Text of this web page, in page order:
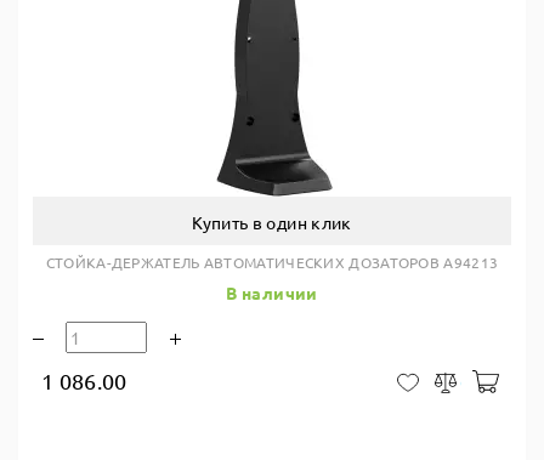
Купить в один клик
СТОЙКА-ДЕРЖАТЕЛЬ АВТОМАТИЧЕСКИХ ДОЗАТОРОВ A94213
В наличии
1 086.00 В закладки
Сравнить